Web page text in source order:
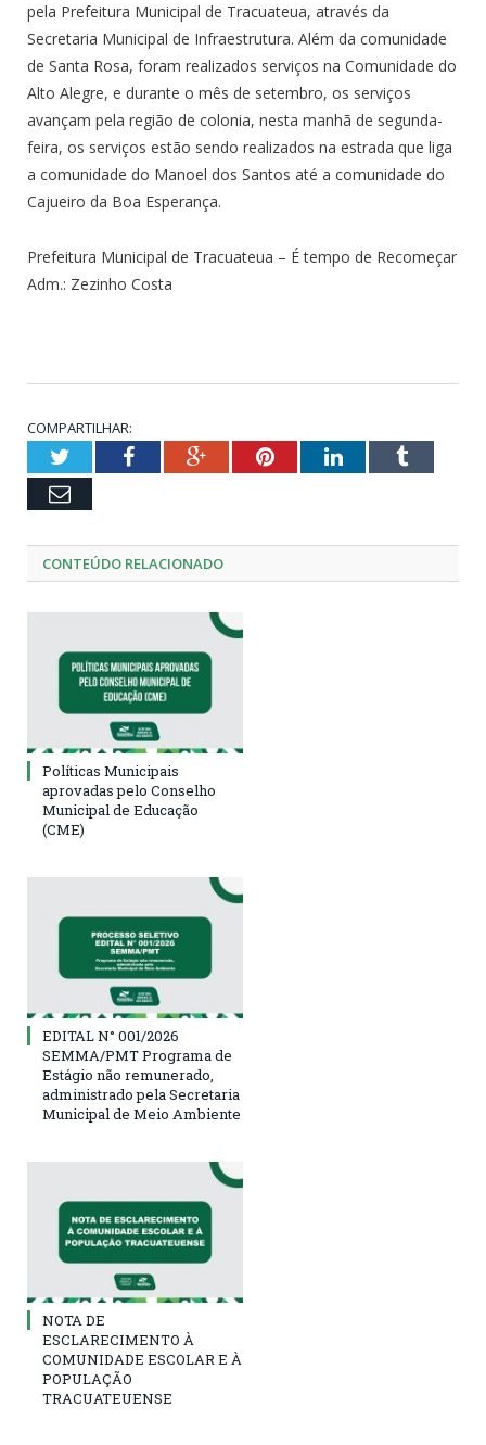
pela Prefeitura Municipal de Tracuateua, através da
Secretaria Municipal de Infraestrutura. Além da comunidade
de Santa Rosa, foram realizados serviços na Comunidade do
Alto Alegre, e durante o mês de setembro, os serviços
avançam pela região de colonia, nesta manhã de segunda-
feira, os serviços estão sendo realizados na estrada que liga
a comunidade do Manoel dos Santos até a comunidade do
Cajueiro da Boa Esperança.
Prefeitura Municipal de Tracuateua – É tempo de Recomeçar
Adm.: Zezinho Costa
COMPARTILHAR:
TwitterFacebookGoogle+PinterestLinkedInTumblr
Email
CONTEÚDO RELACIONADO
Políticas Municipais
aprovadas pelo Conselho
Municipal de Educação
(CME)
EDITAL N° 001/2026
SEMMA/PMT Programa de
Estágio não remunerado,
administrado pela Secretaria
Municipal de Meio Ambiente
NOTA DE
ESCLARECIMENTO À
COMUNIDADE ESCOLAR E À
POPULAÇÃO
TRACUATEUENSE